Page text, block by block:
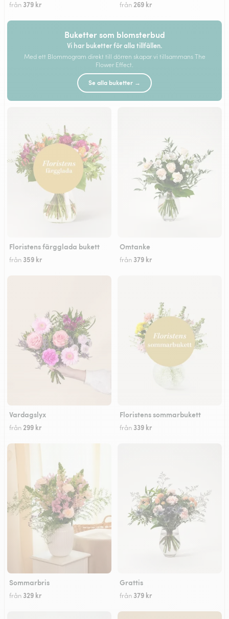
från 379 kr från 269 kr
Buketter som blomsterbud
Vi har buketter för alla tillfällen.
Med ett Blommogram direkt till dörren skapar vi tillsammans The
Flower Effect.
Se alla buketter →
Floristens färgglada bukett
från 359 kr
Omtanke
från 379 kr
Vardagslyx
från 299 kr
Floristens sommarbukett
från 339 kr
Sommarbris
från 329 kr
Grattis
från 379 kr